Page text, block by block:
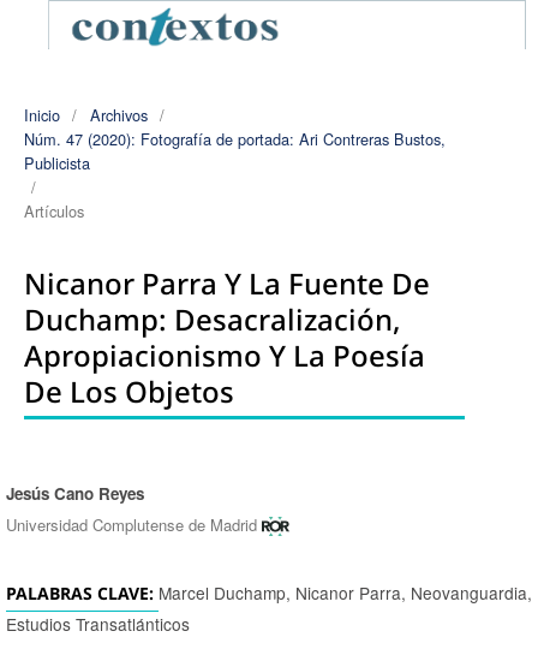
Inicio / Archivos /
Núm. 47 (2020): Fotografía de portada: Ari Contreras Bustos,
Publicista
/
Artículos
Nicanor Parra Y La Fuente De
Duchamp: Desacralización,
Apropiacionismo Y La Poesía
De Los Objetos
Autores/as
Jesús Cano Reyes
Universidad Complutense de Madrid
PALABRAS CLAVE: Marcel Duchamp, Nicanor Parra, Neovanguardia,
Estudios Transatlánticos